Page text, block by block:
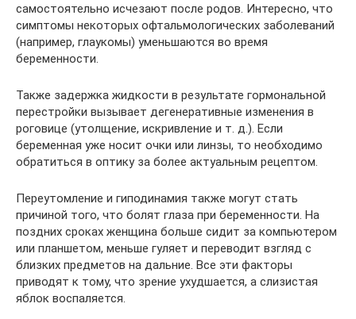
самостоятельно исчезают после родов. Интересно, что
симптомы некоторых офтальмологических заболеваний
(например, глаукомы) уменьшаются во время
беременности.
Также задержка жидкости в результате гормональной
перестройки вызывает дегенеративные изменения в
роговице (утолщение, искривление и т. д.). Если
беременная уже носит очки или линзы, то необходимо
обратиться в оптику за более актуальным рецептом.
Переутомление и гиподинамия также могут стать
причиной того, что болят глаза при беременности. На
поздних сроках женщина больше сидит за компьютером
или планшетом, меньше гуляет и переводит взгляд с
близких предметов на дальние. Все эти факторы
приводят к тому, что зрение ухудшается, а слизистая
яблок воспаляется.